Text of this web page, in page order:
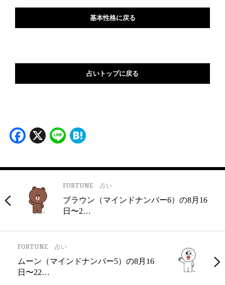
基本性格に戻る
占いトップに戻る
Facebook
X Line
FORTUNE 占い
ブラウン（マインドナンバー6）の8月16
日〜2…
FORTUNE 占い
ムーン（マインドナンバー5）の8月16
日〜22…